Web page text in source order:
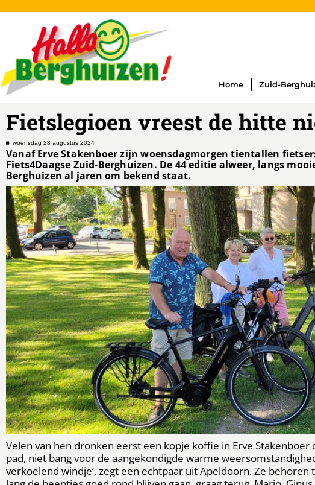
Home Zuid-
Fietslegioen vreest de hitte
woensdag 28 augustus 2024
Vanaf Erve Stakenboer zijn woensdagmorgen tientallen
Fiets4Daagse Zuid-Berghuizen. De 44 editie alweer, langs
Berghuizen al jaren om bekend staat.
Velen van hen dronken eerst een kopje koffie in Erve
pad, niet bang voor de aangekondigde warme
verkoelend windje’, zegt een echtpaar uit Apeldoorn. Ze